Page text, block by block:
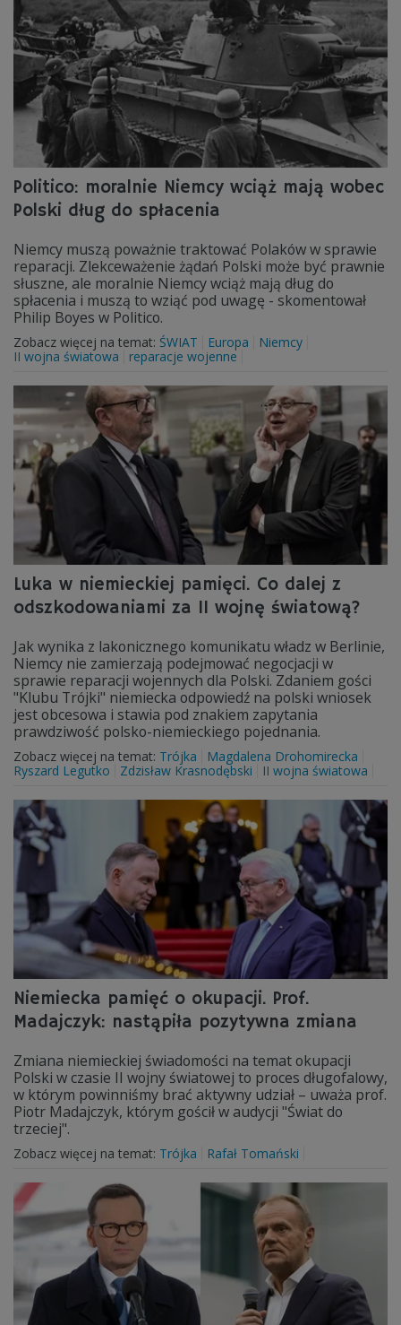
Politico: moralnie Niemcy wciąż mają wobec
Polski dług do spłacenia
Niemcy muszą poważnie traktować Polaków w sprawie
reparacji. Zlekceważenie żądań Polski może być prawnie
słuszne, ale moralnie Niemcy wciąż mają dług do
spłacenia i muszą to wziąć pod uwagę - skomentował
Philip Boyes w Politico.
Zobacz więcej na temat: ŚWIAT Europa
Niemcy
II wojna światowa
reparacje wojenne
Luka w niemieckiej pamięci. Co dalej z
odszkodowaniami za II wojnę światową?
Jak wynika z lakonicznego komunikatu władz w Berlinie,
Niemcy nie zamierzają podejmować negocjacji w
sprawie reparacji wojennych dla Polski. Zdaniem gości
"Klubu Trójki" niemiecka odpowiedź na polski wniosek
jest obcesowa i stawia pod znakiem zapytania
prawdziwość polsko-niemieckiego pojednania.
Zobacz więcej na temat: Trójka
Magdalena Drohomirecka
Ryszard Legutko
Zdzisław Krasnodębski II wojna światowa
Niemiecka pamięć o okupacji. Prof.
Madajczyk: nastąpiła pozytywna zmiana
Zmiana niemieckiej świadomości na temat okupacji
Polski w czasie II wojny światowej to proces długofalowy,
w którym powinniśmy brać aktywny udział – uważa prof.
Piotr Madajczyk, którym gościł w audycji "Świat do
trzeciej".
Zobacz więcej na temat: Trójka Rafał Tomański